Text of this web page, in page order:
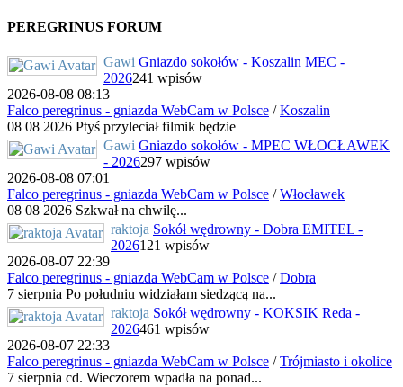
PEREGRINUS FORUM
Gawi Gniazdo sokołów - Koszalin MEC -
2026241 wpisów
2026-08-08 08:13
Falco peregrinus - gniazda WebCam w Polsce /Koszalin
08 08 2026 Ptyś przyleciał filmik będzie
Gawi Gniazdo sokołów - MPEC WŁOCŁAWEK
- 2026297 wpisów
2026-08-08 07:01
Falco peregrinus - gniazda WebCam w Polsce /Włocławek
08 08 2026 Szkwał na chwilę...
raktoja Sokół wędrowny - Dobra EMITEL -
2026121 wpisów
2026-08-07 22:39
Falco peregrinus - gniazda WebCam w Polsce /Dobra
7 sierpnia Po południu widziałam siedzącą na...
raktoja Sokół wędrowny - KOKSIK Reda -
2026461 wpisów
2026-08-07 22:33
Falco peregrinus - gniazda WebCam w Polsce /Trójmiasto i okolice
7 sierpnia cd. Wieczorem wpadła na ponad...